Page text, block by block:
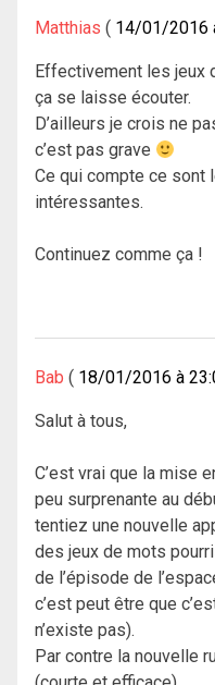
Matthias 14/01/2016
Effectivement les jeux
ça se laisse écouter.
D’ailleurs je crois ne
c’est pas grave
Ce qui compte ce sont
intéressantes.
Continuez comme ça !
Bab 18/01/2016 à
Salut à tous,
C’est vrai que la mise
peu surprenante au
tentiez une nouvelle
des jeux de mots
de l’épisode de
c’est peut être que
n’existe pas).
Par contre la nouvelle